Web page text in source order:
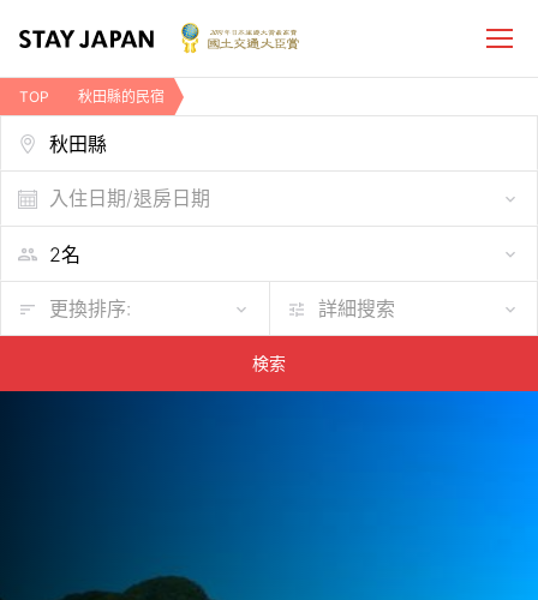
TOP 秋田縣的民宿
入住日期/退房日期
更換排序: 詳細搜索
検索